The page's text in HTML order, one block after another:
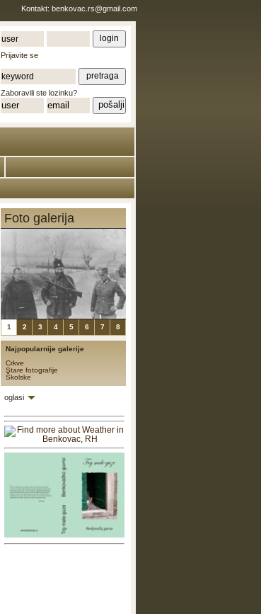
Kontakt: benkovac.rs@gmail.com
Prijavite se
Zaboravili ste lozinku?
Foto galerija
1 2 3 4 5 6 7 8
Najpopularnije galerije
Crkve
Stare fotografije
Školske
oglasi